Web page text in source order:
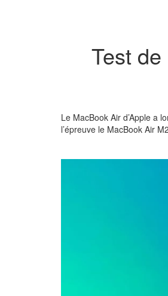
Test
Le MacBook Air d’Apple a
l’épreuve le MacBook Air